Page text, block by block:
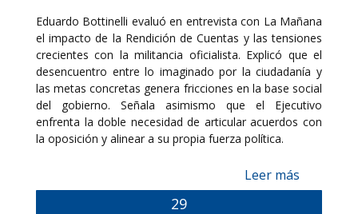
Eduardo Bottinelli evaluó en entrevista con La Mañana
el impacto de la Rendición de Cuentas y las tensiones
crecientes con la militancia oficialista. Explicó que el
desencuentro entre lo imaginado por la ciudadanía y
las metas concretas genera fricciones en la base social
del gobierno. Señala asimismo que el Ejecutivo
enfrenta la doble necesidad de articular acuerdos con
la oposición y alinear a su propia fuerza política.
Leer más
29